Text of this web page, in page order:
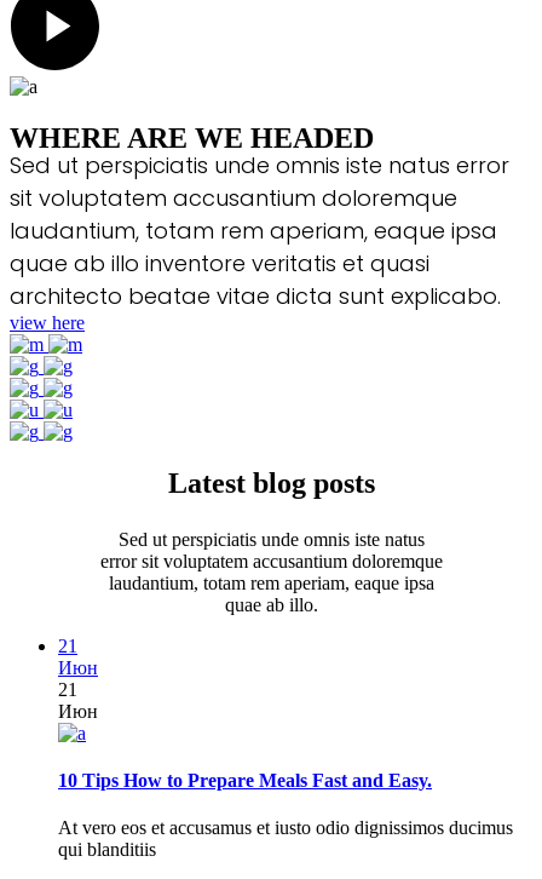
WHERE ARE WE HEADED
Sed ut perspiciatis unde omnis iste natus error
sit voluptatem accusantium doloremque
laudantium, totam rem aperiam, eaque ipsa
quae ab illo inventore veritatis et quasi
architecto beatae vitae dicta sunt explicabo.
view here
Latest blog posts
Sed ut perspiciatis unde omnis iste natus
error sit voluptatem accusantium doloremque
laudantium, totam rem aperiam, eaque ipsa
quae ab illo.
21
Июн
21
Июн
10 Tips How to Prepare Meals Fast and Easy.
At vero eos et accusamus et iusto odio dignissimos ducimus
qui blanditiis